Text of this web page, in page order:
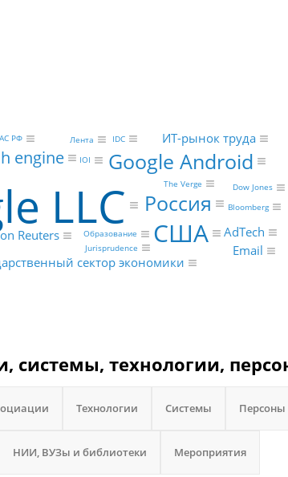
LLC США
Россия
Google Android
engine
сектор экономики
Email
AdTech
Reuters
ИТ-рынок труда
Jurisprudence
Образование
Bloomberg
Dow Jones
IDC
The Verge
Лента
РФ
IOI
системы, технологии,
Технологии Системы Персоны
НИИ, ВУЗы и библиотеки Мероприятия